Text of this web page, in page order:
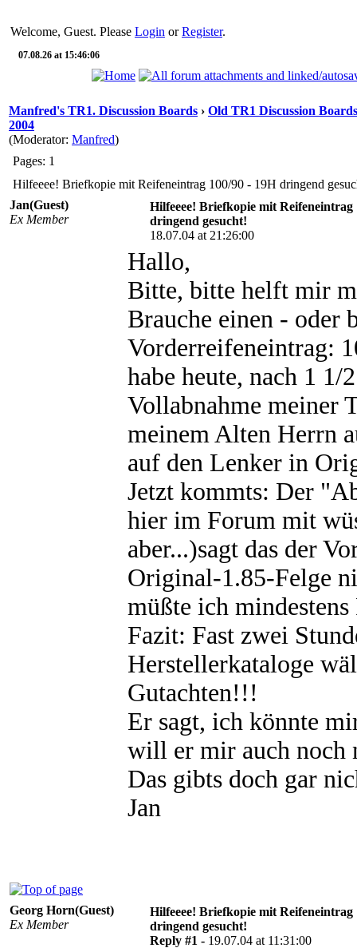
Welcome, Guest. Please Login orRegister.
07.08.26 at 15:46:06
Manfred's TR1. Discussion Boards › Old TR1 Discussion
2004
(Moderator: Manfred)
Pages: 1
Hilfeeee! Briefkopie mit Reifeneintrag 100/90 - 19H dringend
Jan(Guest)
Ex Member
Hilfeeee! Briefkopie mit Reifeneintrag
dringend gesucht!
18.07.04 at 21:26:00
Hallo,
Bitte, bitte helft mir
Brauche einen - oder
Vorderreifeneintrag:
habe heute, nach 1 1/
Vollabnahme meiner
meinem Alten Herrn
auf den Lenker in
Jetzt kommts: Der
hier im Forum mit
aber...)sagt das der
Original-1.85-Felge
müßte ich
Fazit: Fast zwei
Herstellerkataloge
Gutachten!!!
Er sagt, ich könnte
will er mir auch noch
Das gibts doch gar
Jan
Georg Horn(Guest)
Ex Member
Hilfeeee! Briefkopie mit Reifeneintrag
dringend gesucht!
Reply #1 - 19.07.04 at 11:31:00